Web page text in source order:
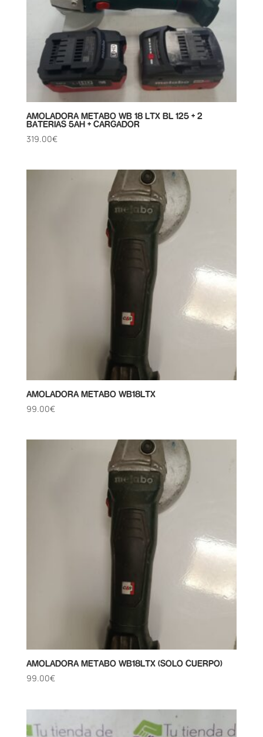
AMOLADORA METABO WB 18 LTX BL 125 + 2
BATERIAS 5AH + CARGADOR
319.00€
AMOLADORA METABO WB18LTX
99.00€
AMOLADORA METABO WB18LTX (SOLO CUERPO)
99.00€